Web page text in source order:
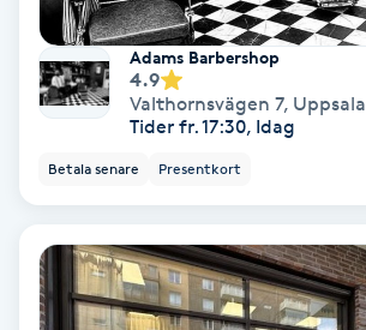
Vinyasa Yoga
Volymfransar
Yin Yoga
Adams Barbershop
4.9
Valthornsvägen 7, Uppsala
Tider fr. 17:30, Idag
Betala senare Presentkort